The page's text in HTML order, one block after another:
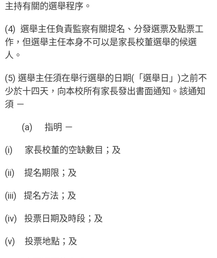
主持有關的選舉程序。
(4) 選舉主任負責監察有關提名、分發選票及點票工
作，但選舉主任本身不可以是家長校董選舉的候選
人。
(5) 選舉主任須在舉行選舉的日期(「選舉日」)之前不
少於十四天，向本校所有家長發出書面通知。該通知
須 －
(a) 指明 －
(i) 家長校董的空缺數目；及
(ii) 提名期限；及
(iii) 提名方法；及
(iv) 投票日期及時段；及
(v) 投票地點；及